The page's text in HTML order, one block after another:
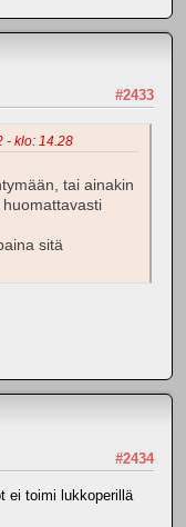
#2433
- klo: 14.28
tai ainakin
sitä
#2434
ei toimi lukkoperillä